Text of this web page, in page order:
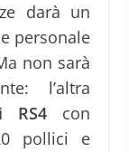
darà un
personale
non sarà
l’altra
RS4 con
pollici e